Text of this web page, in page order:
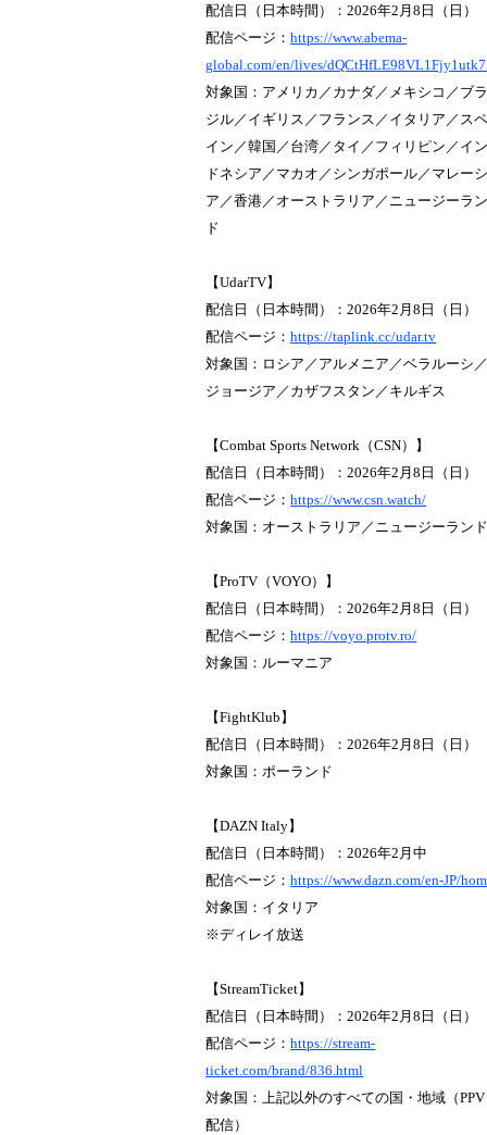
配信日（日本時間）：2026年2月8日（日）
配信ページ：https://www.abema-
global.com/en/lives/
対象国：アメリカ／カナダ／メキシコ／ブ
ジル／イギリス／フランス／イタリア／ス
イン／韓国／台湾／タイ／フィリピン／イ
ドネシア／マカオ／シンガポール／マレー
ア／香港／オーストラリア／ニュージーラ
ド
【UdarTV】
配信日（日本時間）：2026年2月8日（日）
配信ページ：https://taplink.cc/udar.tv
対象国：ロシア／アルメニア／ベラルーシ
ジョージア／カザフスタン／キルギス
【Combat Sports Network（CSN）】
配信日（日本時間）：2026年2月8日（日）
配信ページ：https://www.csn.watch/
対象国：オーストラリア／ニュージーラン
【ProTV（VOYO）】
配信日（日本時間）：2026年2月8日（日）
配信ページ：https://voyo.protv.ro/
対象国：ルーマニア
【FightKlub】
配信日（日本時間）：2026年2月8日（日）
対象国：ポーランド
【DAZN Italy】
配信日（日本時間）：2026年2月中
配信ページ：https://www.dazn.com/en-JP/
対象国：イタリア
※ディレイ放送
【StreamTicket】
配信日（日本時間）：2026年2月8日（日）
配信ページ：https://stream-
ticket.com/brand/836.html
対象国：上記以外のすべての国・地域（PPV
配信）